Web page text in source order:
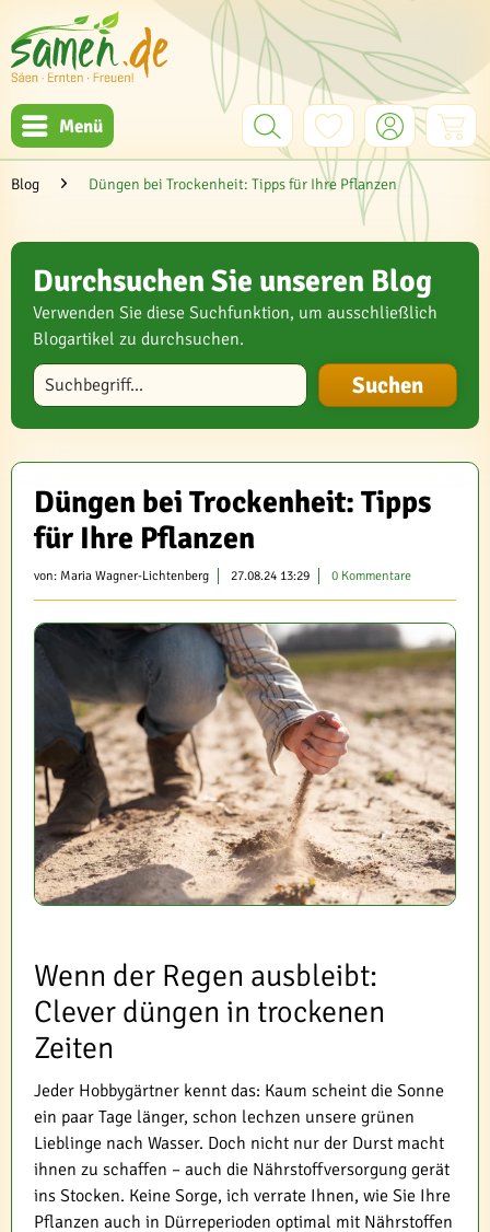
Menü
Blog Düngen bei Trockenheit: Tipps für Ihre Pflanzen
Durchsuchen Sie unseren Blog
Verwenden Sie diese Suchfunktion, um ausschließlich
Blogartikel zu durchsuchen.
Blog durchsuchen
Düngen bei Trockenheit: Tipps
für Ihre Pflanzen
von: Maria Wagner-Lichtenberg 27.08.24 13:29 0 Kommentare
Wenn der Regen ausbleibt:
Clever düngen in trockenen
Zeiten
Jeder Hobbygärtner kennt das: Kaum scheint die Sonne
ein paar Tage länger, schon lechzen unsere grünen
Lieblinge nach Wasser. Doch nicht nur der Durst macht
ihnen zu schaffen – auch die Nährstoffversorgung gerät
ins Stocken. Keine Sorge, ich verrate Ihnen, wie Sie Ihre
Pflanzen auch in Dürreperioden optimal mit Nährstoffen